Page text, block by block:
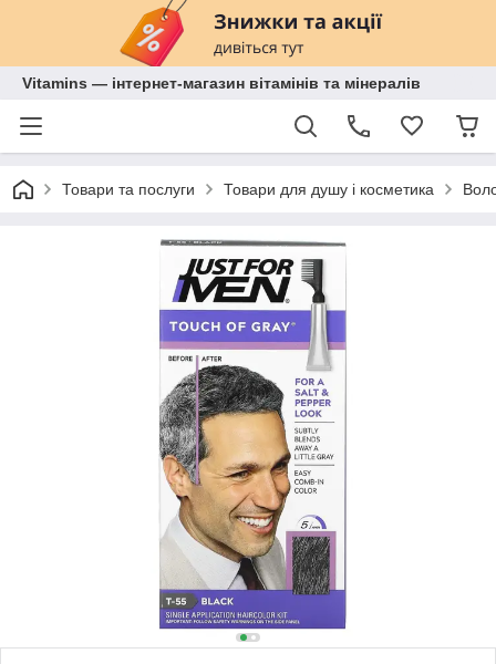
Vitamins — інтернет-магазин вітамінів та мінералів
Товари та послуги Товари для душу і косметика